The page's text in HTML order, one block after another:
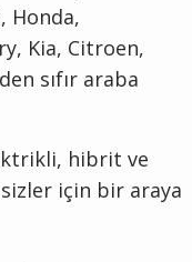
Honda,
Kia, Citroen,
sıfır araba
hibrit ve
için bir araya